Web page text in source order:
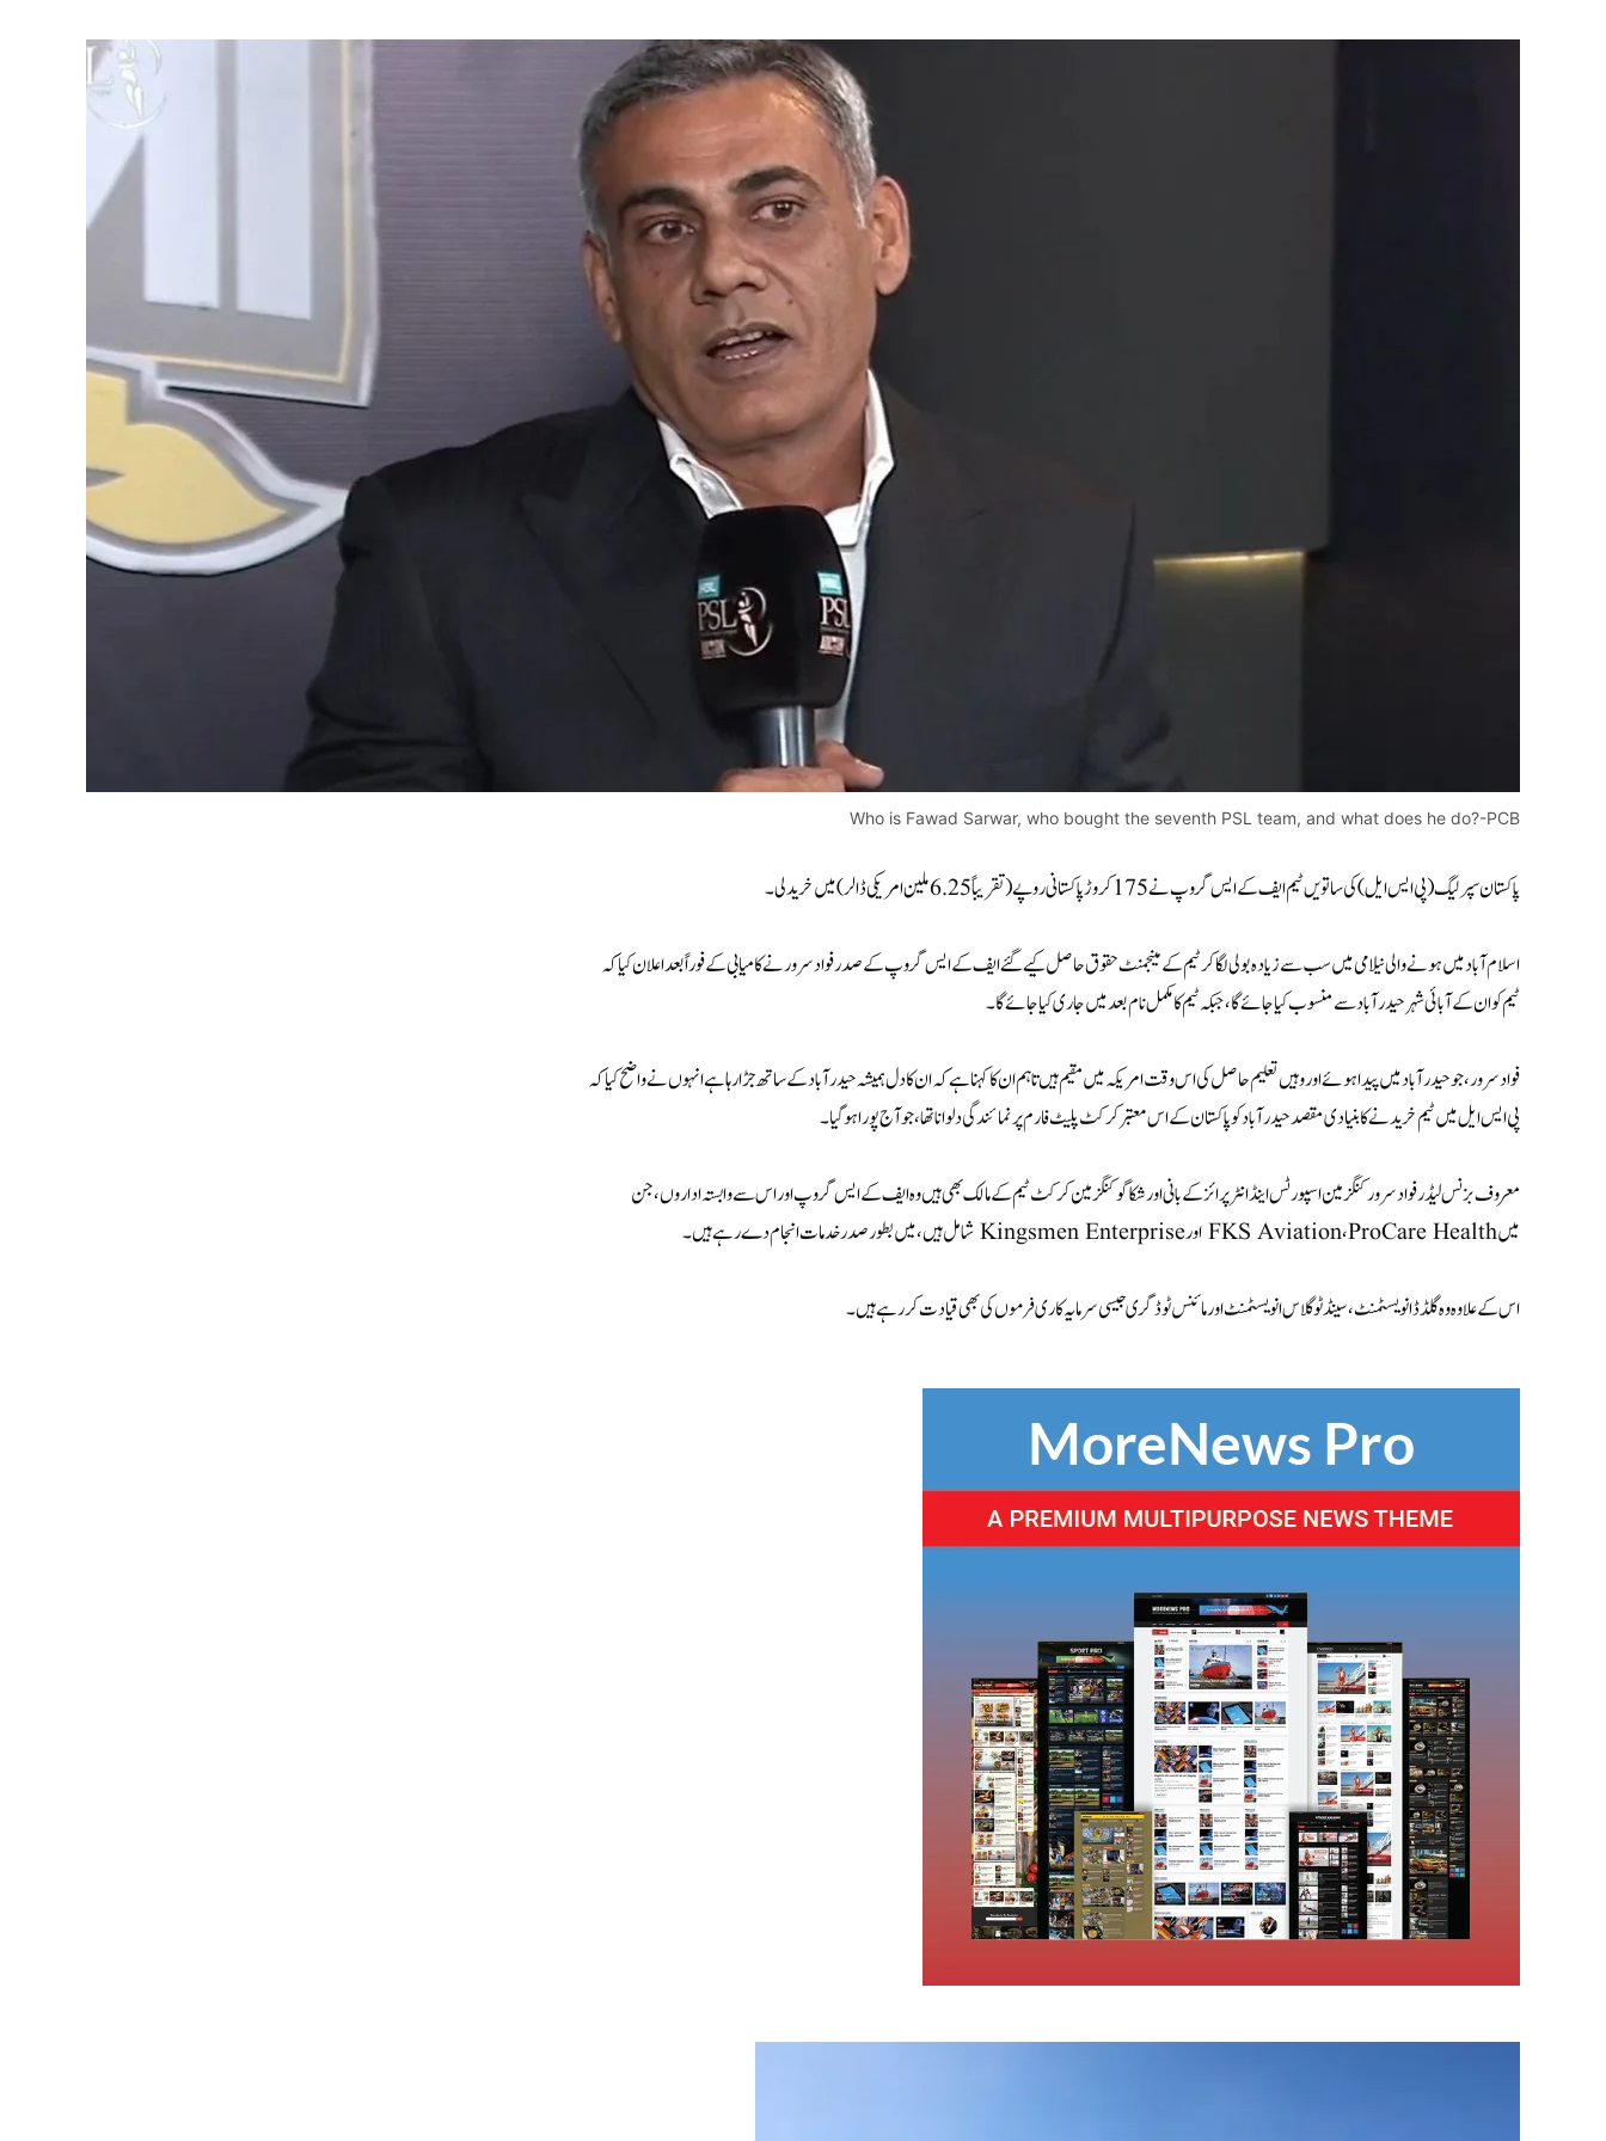
Who is Fawad Sarwar, who bought the seventh PSL team, and what does he do?-PCB
پاکستان سپر لیگ (پی ایس ایل) کی ساتویں ٹیم ایف کے ایس گروپ نے 175 کروڑ پاکستانی روپے (تقریباً 6.25 ملین امریکی ڈالر) میں خرید لی۔
اسلام آباد میں ہونے والی نیلامی میں سب سے زیادہ بولی لگا کر ٹیم کے مینجمنٹ حقوق حاصل کیے گئے ایف کے ایس گروپ کے صدر فواد سرور نے کامیابی کے فوراً بعد اعلان کیا کہ
ٹیم کو ان کے آبائی شہر حیدرآباد سے منسوب کیا جائے گا، جبکہ ٹیم کا مکمل نام بعد میں جاری کیا جائے گا۔
فواد سرور، جو حیدرآباد میں پیدا ہوئے اور وہیں تعلیم حاصل کی اس وقت امریکہ میں مقیم ہیں تاہم ان کا کہنا ہے کہ ان کا دل ہمیشہ حیدرآباد کے ساتھ جڑا رہا ہے انہوں نے واضح کیا کہ
پی ایس ایل میں ٹیم خریدنے کا بنیادی مقصد حیدرآباد کو پاکستان کے اس معتبر کرکٹ پلیٹ فارم پر نمائندگی دلوانا تھا، جو آج پورا ہو گیا۔
معروف بزنس لیڈر فواد سرور کنگزمین اسپورٹس اینڈ انٹرپرائز کے بانی اور شکاگو کنگزمین کرکٹ ٹیم کے مالک بھی ہیں وہ ایف کے ایس گروپ اور اس سے وابستہ اداروں، جن
میں FKS Aviation، ProCare Health اور Kingsmen Enterprise شامل ہیں، میں بطور صدر خدمات انجام دے رہے ہیں۔
اس کے علاوہ وہ گلڈڈ انویسٹمنٹ، سینڈ ٹو گلاس انویسٹمنٹ اور مائنس ٹو ڈگری جیسی سرمایہ کاری فرموں کی بھی قیادت کر رہے ہیں۔